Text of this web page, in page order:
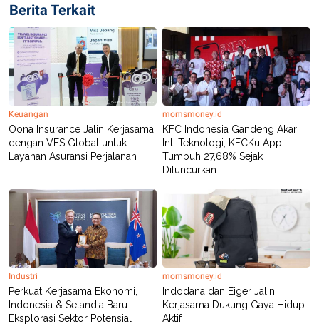
A
E
V
R
T
I
S
I
N
G
K
G
M
E
D
A
SITEMAP
OF
USE
PEDOMAN
PEMBERITAAN
Berita Terkait
Keuangan
Oona Insurance Jalin Kerjasama
dengan VFS Global untuk
Layanan Asuransi Perjalanan
momsmoney.id
KFC Indonesia Gandeng Akar
Inti Teknologi, KFCKu App
Tumbuh 27,68% Sejak
Diluncurkan
Industri
Perkuat Kerjasama Ekonomi,
Indonesia & Selandia Baru
Eksplorasi Sektor Potensial
momsmoney.id
Indodana dan Eiger Jalin
Kerjasama Dukung Gaya Hidup
Aktif